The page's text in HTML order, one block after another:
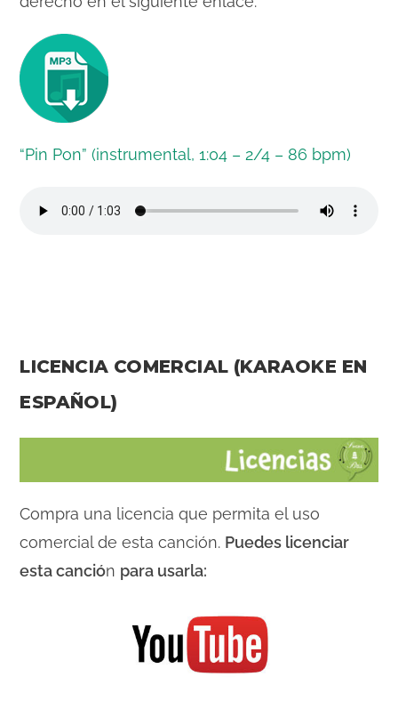
“Pin Pon” (instrumental, 1:04 – 2/4 – 86 bpm)
LICENCIA COMERCIAL (KARAOKE EN
ESPAÑOL)
Compra una licencia que permita el uso
comercial de esta canción. Puedes licenciar
esta canción para usarla: